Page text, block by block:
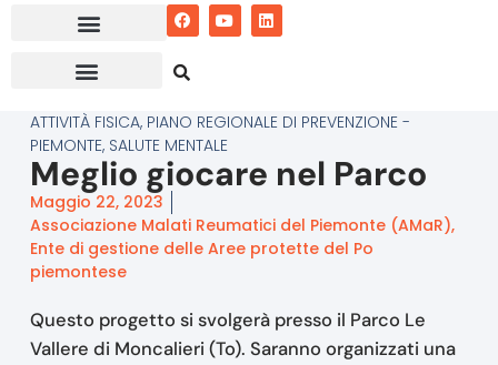
ATTIVITÀ FISICA, PIANO REGIONALE DI PREVENZIONE -
PIEMONTE, SALUTE MENTALE
Meglio giocare nel Parco
Maggio 22, 2023
Associazione Malati Reumatici del Piemonte (AMaR),
Ente di gestione delle Aree protette del Po
piemontese
Questo progetto si svolgerà presso il Parco Le
Vallere di Moncalieri (To). Saranno organizzati una